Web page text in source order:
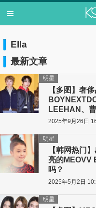
Ella
最新文章
【多图】奢
LEEHAN、
明星
2025年9月26日
【韩网热门
亮的MEOVV
吗？
明星
2025年5月2日
明星